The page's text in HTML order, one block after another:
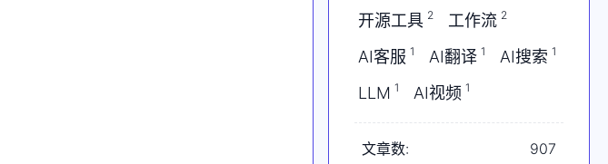
开源工具 2 工作流 2
AI客服 1 AI翻译 1 AI搜索 1
LLM 1 AI视频 1
文章数:
907